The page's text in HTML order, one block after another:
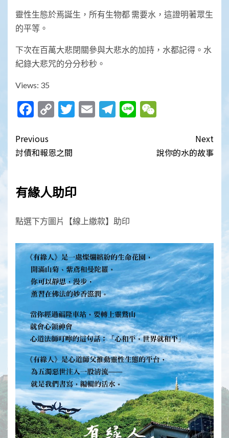
靈性生態於焉誕生，所有生物都 需要水，這證明著眾生
的平等。
下次在百萬大悲閉關參與大悲水的加持，水都記得。水
紀錄大悲咒的分分秒秒。
Views: 35
Facebook
CopyTwitter
EmailTelegram
Line
Post
navigation
Previous
討債和報恩之間
Next
說你的水的故事
有緣人助印
點選下方圖片【線上繳款】助印